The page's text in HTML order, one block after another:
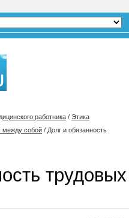
работника / Этика
между собой / Долг и обязанность
трудовых